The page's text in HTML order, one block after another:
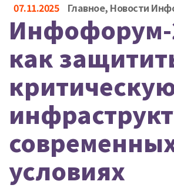
07.11.2025 Главное, Новости
Инфофорум-
как
условиях